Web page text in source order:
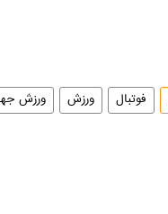
فوتبال ورزش ورزش